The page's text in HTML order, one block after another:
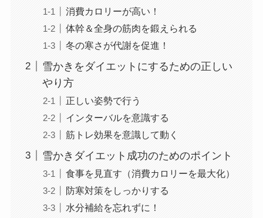
消費カロリーが高い！
体幹＆全身の筋肉を鍛えられる
冬の寒さが代謝を促進！
雪かきをダイエットにするための正しい
やり方
正しい姿勢で行う
インターバルを意識する
筋トレ効果を意識して動く
雪かきダイエット成功のためのポイント
食事を見直す（消費カロリーを最大化）
防寒対策をしっかりする
水分補給を忘れずに！